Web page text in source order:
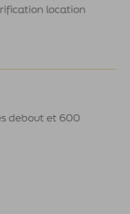
location
debout et 600